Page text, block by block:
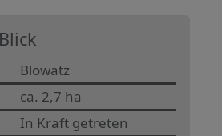
Blowatz
ca. 2,7 ha
In Kraft getreten